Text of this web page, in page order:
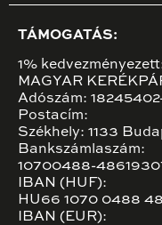
TÁMOGATÁS:
1%
MAGYAR
Adószám:
Postacím:
Székhely: 1133
Bankszámlaszám:
10700488-
IBAN (HUF):
HU66 1070 0488
IBAN (EUR):